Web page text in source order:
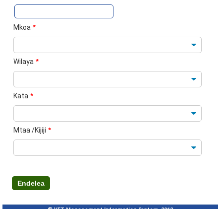
Mkoa *
Wilaya *
Kata *
Mtaa /Kijiji *